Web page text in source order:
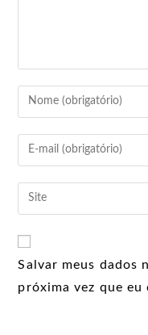
Salvar meus dados
próxima vez que eu